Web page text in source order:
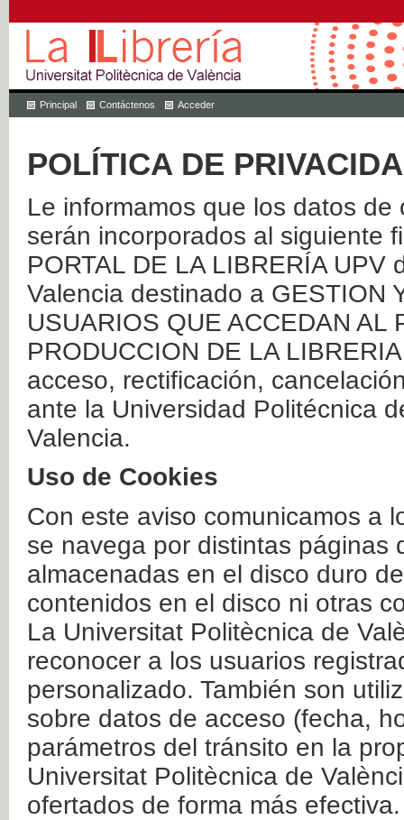
Principal Contáctenos Acceder
POLÍTICA DE
Le informamos que los datos
serán incorporados al siguiente
PORTAL DE LA LIBRERÍA
Valencia destinado a GESTION
USUARIOS QUE ACCEDAN AL
PRODUCCION DE LA
acceso, rectificación,
ante la Universidad Politécnica
Valencia.
Uso de Cookies
Con este aviso comunicamos a
se navega por distintas páginas
almacenadas en el disco duro
contenidos en el disco ni otras
La Universitat Politècnica de
reconocer a los usuarios
personalizado. También son
sobre datos de acceso (fecha,
parámetros del tránsito en la
Universitat Politècnica de
ofertados de forma más efectiva.